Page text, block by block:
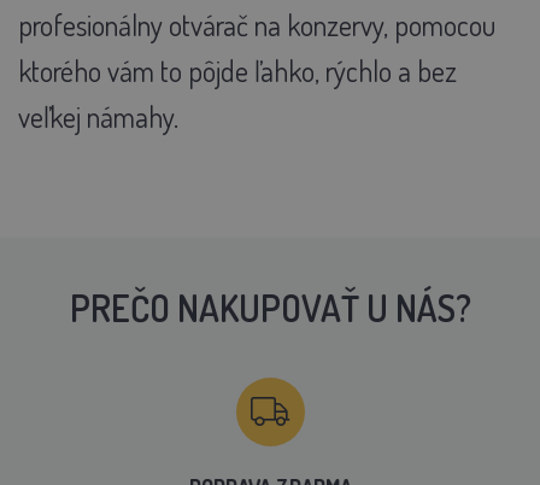
profesionálny otvárač na konzervy, pomocou
ktorého vám to pôjde ľahko, rýchlo a bez
veľkej námahy.
PREČO NAKUPOVAŤ U NÁS?